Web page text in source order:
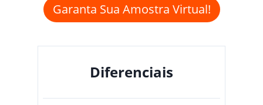
Garanta Sua Amostra Virtual!
Diferenciais